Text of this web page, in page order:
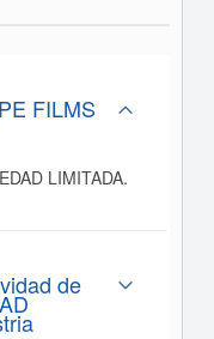
FILMS
LIMITADA.
de